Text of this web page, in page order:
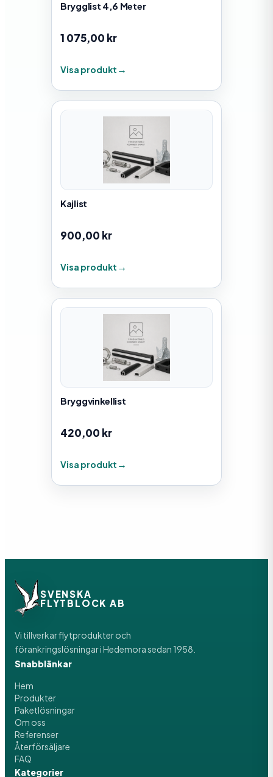
Brygglist 4,6 Meter
1 075,00 kr
Visa produkt
Kajlist
900,00 kr
Visa produkt
Bryggvinkellist
420,00 kr
Visa produkt
SVENSKA
FLYTBLOCK AB
Vi tillverkar flytprodukter och
förankringslösningar i Hedemora sedan 1958.
Snabblänkar
Hem
Produkter
Paketlösningar
Om oss
Referenser
Återförsäljare
FAQ
Kategorier